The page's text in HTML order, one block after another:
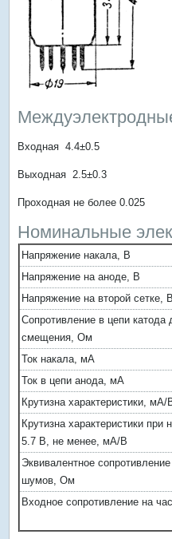
Входная 4.4±0.5
Выходная 2.5±0.3
Проходная не более 0.025
Номинальные
Напряжение накала, В
Напряжение на аноде, В
Напряжение на второй сетке, В
Сопротивление в цепи катода
смещения, Ом
Ток накала, мА
Ток в цепи анода, мА
Крутизна характеристики, мА/
Крутизна характеристики при
5.7 В, не менее, мА/В
Эквивалентное
шумов, Ом
Входное сопротивление на